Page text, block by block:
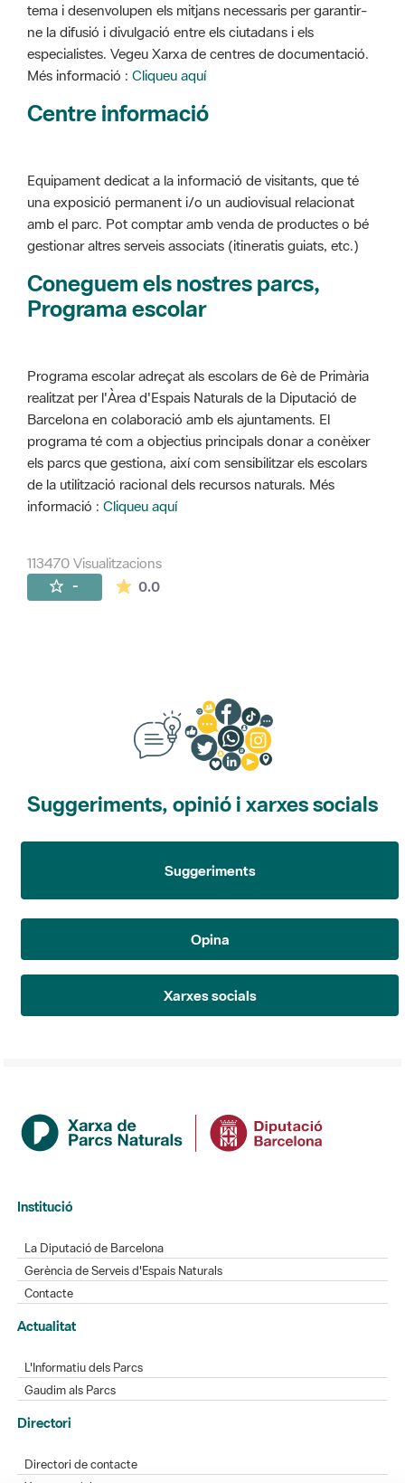
tema i desenvolupen els mitjans necessaris per garantir-
ne la difusió i divulgació entre els ciutadans i els
especialistes. Vegeu Xarxa de centres de documentació.
Més informació : Cliqueu aquí
Centre informació
Equipament dedicat a la informació de visitants, que té
una exposició permanent i/o un audiovisual relacionat
amb el parc. Pot comptar amb venda de productes o bé
gestionar altres serveis associats (itineratis guiats, etc.)
Coneguem els nostres parcs,
Programa escolar
Programa escolar adreçat als escolars de 6è de Primària
realitzat per l'Àrea d'Espais Naturals de la Diputació de
Barcelona en colaboració amb els ajuntaments. El
programa té com a objectius principals donar a conèixer
els parcs que gestiona, així com sensibilitzar els escolars
de la utilització racional dels recursos naturals. Més
informació : Cliqueu aquí
113470 Visualitzacions
- 0.0La mitjana de les valoracions és de 0
Suggeriments, opinió i xarxes socials
Suggeriments
Opina
Xarxes socials
Institució
La Diputació de Barcelona
Gerència de Serveis d'Espais Naturals
Contacte
Actualitat
L'Informatiu dels Parcs
Gaudim als Parcs
Directori
Directori de contacte